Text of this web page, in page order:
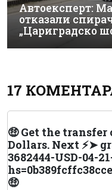
Автоексперт:
отказали
„Цариградско
17
🤑 Get the transfer
Dollars. Next ⚡➤
3682444-USD-04-
🤑